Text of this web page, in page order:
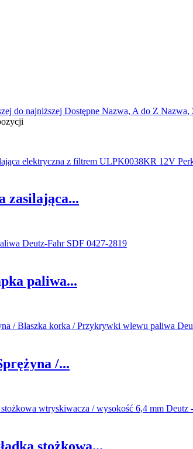
do najniższej Dostępne Nazwa, A do Z Nazwa,
zasilająca...
paliwa...
/...